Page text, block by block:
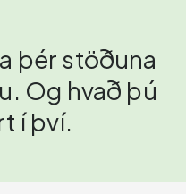
þér stöðuna
Og hvað þú
í því.